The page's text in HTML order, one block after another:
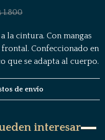
1.800
la cintura. Con mangas
frontal. Confeccionado en
que se adapta al cuerpo.
de envío
interesar